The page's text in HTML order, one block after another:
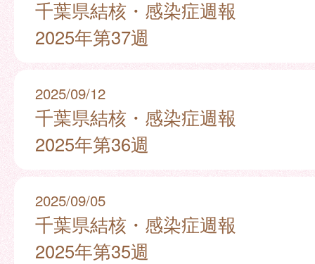
千葉県結核・感染症週報
2025年第37週
2025/09/12
千葉県結核・感染症週報
2025年第36週
2025/09/05
千葉県結核・感染症週報
2025年第35週